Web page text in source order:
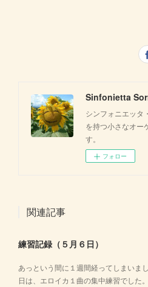
Sinfonietta
シンフォニエッ
を持つ小さなオ
す。
フォロー
関連記事
練習記録（５月６日）
あっという間に１週間経ってしまいま
日は、エロイカ１曲の集中練習でした